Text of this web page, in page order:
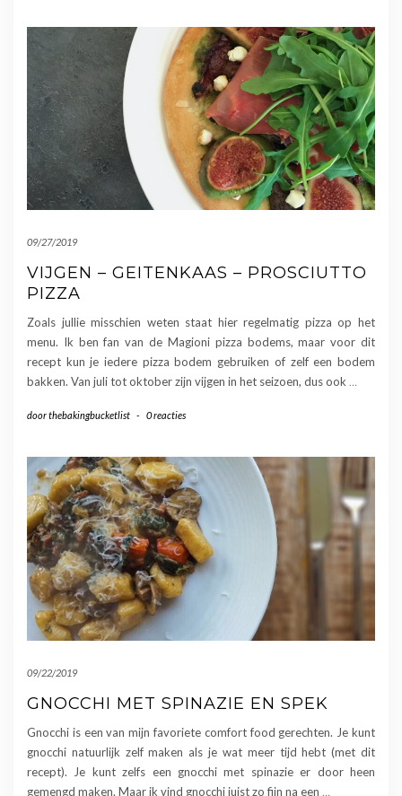
09/27/2019
VIJGEN – GEITENKAAS – PROSCIUTTO
PIZZA
Zoals jullie misschien weten staat hier regelmatig pizza op het
menu. Ik ben fan van de Magioni pizza bodems, maar voor dit
recept kun je iedere pizza bodem gebruiken of zelf een bodem
bakken. Van juli tot oktober zijn vijgen in het seizoen, dus ook…
doorthebakingbucketlist - 0 reacties
09/22/2019
GNOCCHI MET SPINAZIE EN SPEK
Gnocchi is een van mijn favoriete comfort food gerechten. Je kunt
gnocchi natuurlijk zelf maken als je wat meer tijd hebt (met dit
recept). Je kunt zelfs een gnocchi met spinazie er door heen
gemengd maken. Maar ik vind gnocchi juist zo fijn na een …